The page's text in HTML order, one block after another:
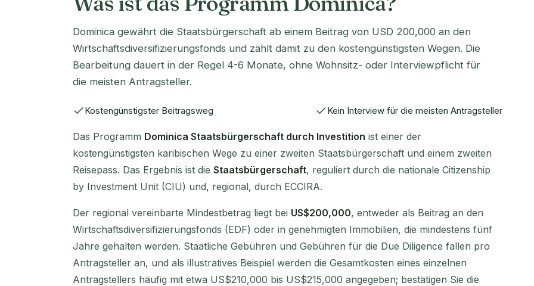
Dominica gewährt die Staatsbürgerschaft ab einem Beitrag von USD 200,000 an den
Wirtschaftsdiversifizierungsfonds und zählt damit zu den kostengünstigsten Wegen. Die
Bearbeitung dauert in der Regel 4-6 Monate, ohne Wohnsitz- oder Interviewpflicht für
die meisten Antragsteller.
Kostengünstigster Beitragsweg Kein Interview für die meisten Antragsteller
Das Programm Dominica Staatsbürgerschaft durch Investition ist einer der
kostengünstigsten karibischen Wege zu einer zweiten Staatsbürgerschaft und einem zweiten
Reisepass. Das Ergebnis ist die Staatsbürgerschaft, reguliert durch die nationale Citizenship
by Investment Unit (CIU) und, regional, durch ECCIRA.
Der regional vereinbarte Mindestbetrag liegt bei US$200,000, entweder als Beitrag an den
Wirtschaftsdiversifizierungsfonds (EDF) oder in genehmigten Immobilien, die mindestens fünf
Jahre gehalten werden. Staatliche Gebühren und Gebühren für die Due Diligence fallen pro
Antragsteller an, und als illustratives Beispiel werden die Gesamtkosten eines einzelnen
Antragstellers häufig mit etwa US$210,000 bis US$215,000 angegeben; bestätigen Sie die